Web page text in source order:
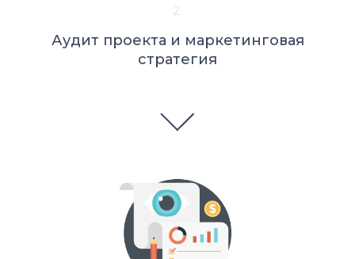
2
Аудит проекта и маркетинговая
стратегия